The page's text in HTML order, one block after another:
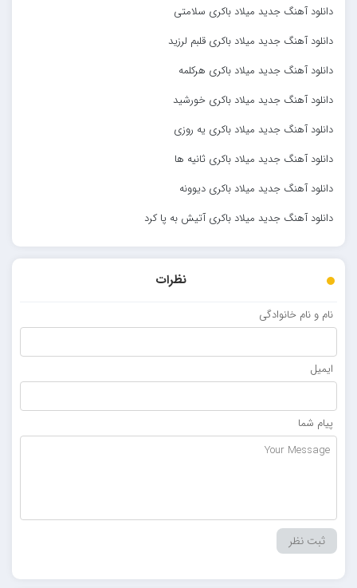
دانلود آهنگ جدید میلاد باکری سلامتی
دانلود آهنگ جدید میلاد باکری قلبم لرزید
دانلود آهنگ جدید میلاد باکری هرکلمه
دانلود آهنگ جدید میلاد باکری خورشید
دانلود آهنگ جدید میلاد باکری یه روزی
دانلود آهنگ جدید میلاد باکری ثانیه ها
دانلود آهنگ جدید میلاد باکری دیوونه
دانلود آهنگ جدید میلاد باکری آتیش به پا کرد
نظرات
نام و نام خانوادگی
ایمیل
پیام شما